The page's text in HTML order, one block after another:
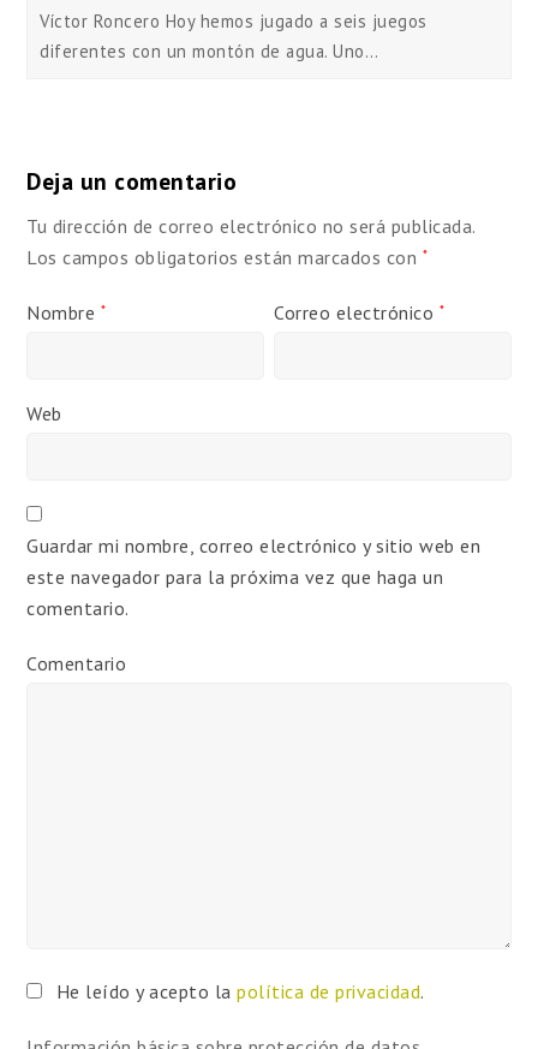
Víctor Roncero Hoy hemos jugado a seis juegos
diferentes con un montón de agua. Uno…
Deja un comentario
Tu dirección de correo electrónico no será publicada.
Los campos obligatorios están marcados con *
Nombre * Correo electrónico *
Web
Guardar mi nombre, correo electrónico y sitio web en
este navegador para la próxima vez que haga un
comentario.
Comentario
He leído y acepto lapolítica de privacidad.